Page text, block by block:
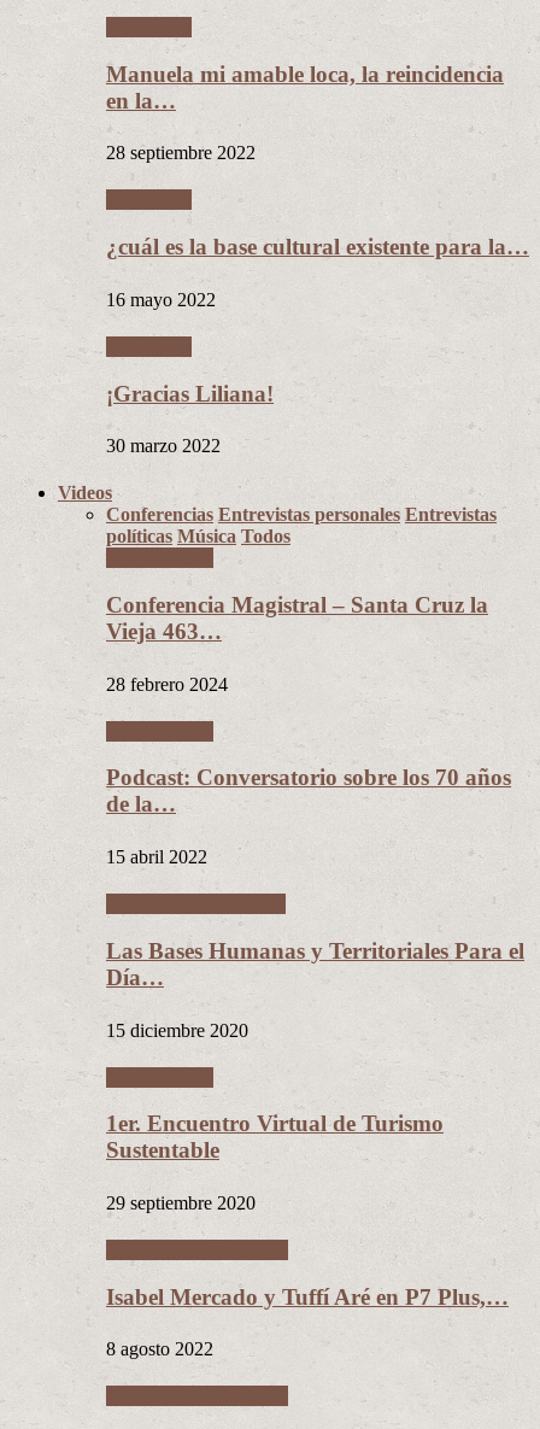
Manuela mi amable loca, la reincidencia
en la…
28 septiembre 2022
¿cuál es la base cultural existente para la…
16 mayo 2022
¡Gracias Liliana!
30 marzo 2022
Videos
Conferencias Entrevistas personales Entrevistas
políticas Música Todos
Conferencia Magistral – Santa Cruz la
Vieja 463…
28 febrero 2024
Podcast: Conversatorio sobre los 70 años
de la…
15 abril 2022
Las Bases Humanas y Territoriales Para el
Día…
15 diciembre 2020
1er. Encuentro Virtual de Turismo
Sustentable
29 septiembre 2020
Isabel Mercado y Tuffí Aré en P7 Plus,…
8 agosto 2022